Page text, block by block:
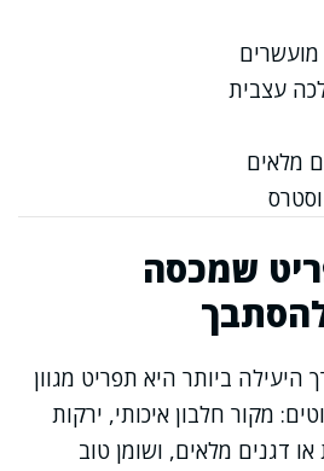
עצבית
מלאים
שמכסה
היעילה ביותר היא תפריט מגוון
מקור חלבון איכותי, ירקות
דגנים מלאים, ושומן טוב